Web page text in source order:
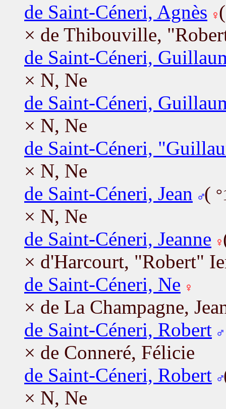
de Saint-Céneri, Agnès
× de Thibouville,
de Saint-Céneri,
× N, Ne
de Saint-Céneri,
× N, Ne
de Saint-Céneri,
× N, Ne
de Saint-Céneri, Jean
(
× N, Ne
de Saint-Céneri, Jeanne
× d'Harcourt, "Robert"
de Saint-Céneri, Ne
× de La Champagne,
de Saint-Céneri, Robert
× de Conneré, Félicie
de Saint-Céneri, Robert
× N, Ne